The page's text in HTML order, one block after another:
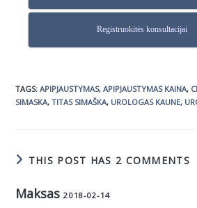
Registruokitės konsultacijai
TAGS:APIPJAUSTYMAS, APIPJAUSTYMAS KAINA,
SIMASKA, TITAS SIMAŠKA, UROLOGAS KAUNE,
THIS POST HAS 2 COMMENTS
Maksas2018-02-14